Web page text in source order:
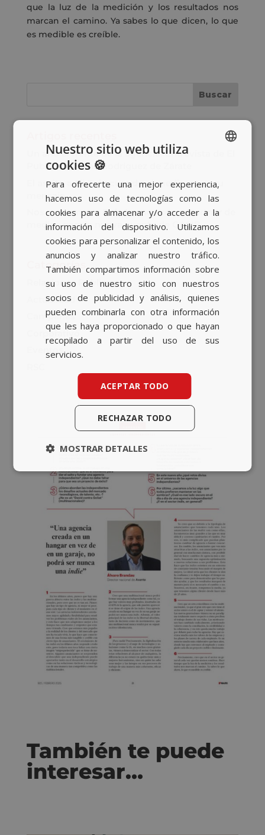
que la luz de la medición y los resultados nos
marcan el camino. Ya sabes lo que dicen, lo que
es medible es creíble.
Un año al frente de la agencia: Entrevista de El
Publicista a Ana Rodríguez de Zárate
El asalto a TikTok: cuando el medio no es tu
mensaje
Nos sumamos a Bob Agency como partner de
medios para la nueva cuenta de GASIB
Categorías
Relaciones Públicas
Actualidad
Campañas
Corporativo
También te puede
interesar…
BASQUE
ENGLISH
Nuestro sitio web utiliza
cookies 🍪
Para ofrecerte una mejor experiencia,
hacemos uso de tecnologías como las
cookies para almacenar y/o acceder a la
información del dispositivo. Utilizamos
cookies para personalizar el contenido, los
anuncios y analizar nuestro tráfico.
También compartimos información sobre
su uso de nuestro sitio con nuestros
socios de publicidad y análisis, quienes
pueden combinarla con otra información
que les haya proporcionado o que hayan
recopilado a partir del uso de sus
servicios.
ACEPTAR TODO
RECHAZAR TODO
MOSTRAR DETALLES